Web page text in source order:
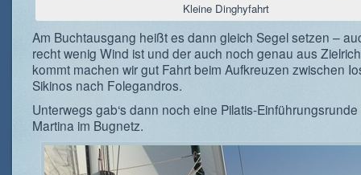
Kleine Dinghyfahrt
Am Buchtausgang heißt es dann gleich Segel setzen –
recht wenig Wind ist und der auch noch genau aus
kommt machen wir gut Fahrt beim Aufkreuzen zwischen
Sikinos nach Folegandros.
Unterwegs gab‘s dann noch eine Pilatis-
Martina im Bugnetz.